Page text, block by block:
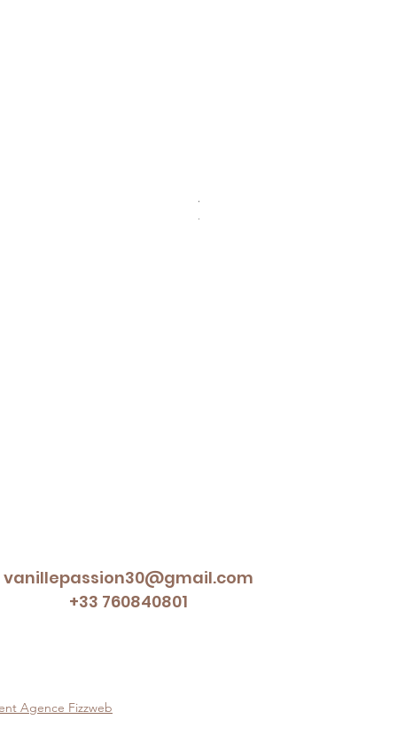
À partir de
TVA Incluse
vanillepassion30@gmail.com
+33 760840801
Agence Fizzweb